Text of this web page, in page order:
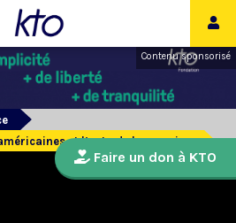
Contenu sponsorisé
et l’actu de la semaine
Faire un don à KTO